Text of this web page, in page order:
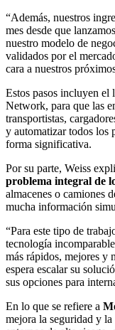
“Además, nuestros
mes desde que
nuestro modelo de
validados por el
cara a nuestros
Estos pasos incluyen el
Network, para que las
transportistas,
y automatizar todos los
forma significativa.
Por su parte, Weiss
problema integral de
almacenes o camiones
mucha información
“Para este tipo de
tecnología
más rápidos, mejores y
espera escalar su
sus opciones para
En lo que se refiere a
mejora la seguridad y